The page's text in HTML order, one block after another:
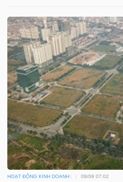
HOẠT ĐỘNG KINH DOANH 09/08 07:02